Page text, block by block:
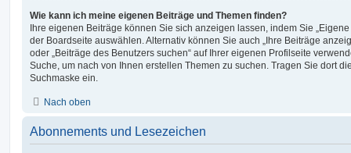
Wie kann ich meine eigenen Beiträge und Themen finden?
Ihre eigenen Beiträge können Sie sich anzeigen lassen, indem Sie
der Boardseite auswählen. Alternativ können Sie auch „Ihre Beiträge
oder „Beiträge des Benutzers suchen“ auf Ihrer eigenen Profilseite
Suche, um nach von Ihnen erstellen Themen zu suchen. Tragen Sie dort
Suchmaske ein.
Nach oben
Abonnements und Lesezeichen